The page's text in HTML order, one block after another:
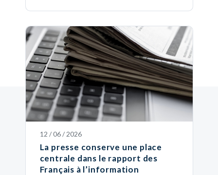
12 / 06 / 2026
La presse conserve une place
centrale dans le rapport des
Français à l’information